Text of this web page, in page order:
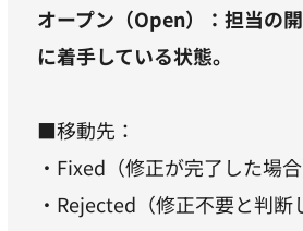
オープン（Open）：担当の
に着手している状態。
■移動先：
・Fixed（修正が完了した場合
・Rejected（修正不要と判断